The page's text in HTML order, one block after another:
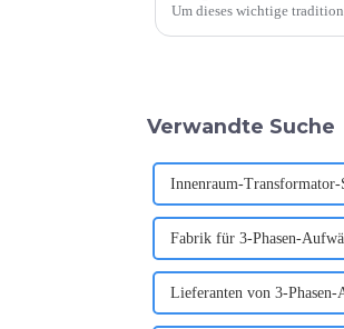
Um dieses wichtige
Verwandte Suche
Innenraum-Transformator-
Fabrik für 3-Phasen-
Lieferanten von 3-